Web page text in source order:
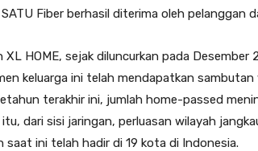
Fiber berhasil diterima oleh pelanggan
HOME, sejak diluncurkan pada Desember
keluarga ini telah mendapatkan
terakhir ini, jumlah home-passed
dari sisi jaringan, perluasan wilayah
saat ini telah hadir di 19 kota di Indonesia.